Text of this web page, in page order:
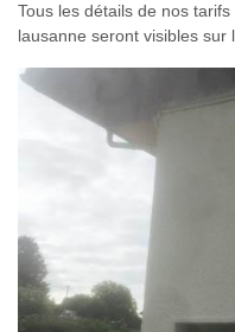
Tous les détails de nos
lausanne seront visibles sur